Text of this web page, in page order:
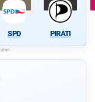
SPD PIRÁTI